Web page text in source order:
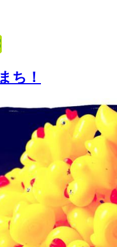
ち！